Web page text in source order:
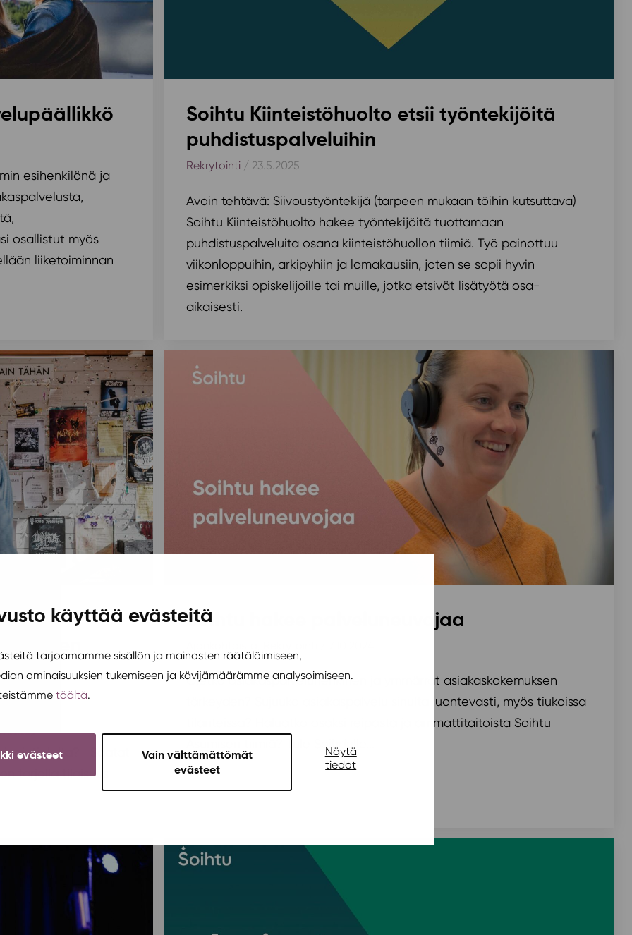
käyttää evästeitä
tarjoamamme sisällön ja mainosten räätälöimiseen,
ominaisuuksien tukemiseen ja kävijämäärämme analysoimiseen.
täältä.
evästeet
Vain välttämättömät
evästeet
Näytä
tiedot
esihenkilönä ja
osallistut myös
liiketoiminnan
Soihtu Kiinteistöhuolto etsii työntekijöitä
puhdistuspalveluihin
Rekrytointi/ 23.5.2025
Avoin tehtävä: Siivoustyöntekijä (tarpeen mukaan töihin kutsuttava)
Soihtu Kiinteistöhuolto hakee työntekijöitä tuottamaan
puhdistuspalveluita osana kiinteistöhuollon tiimiä. Työ painottuu
viikonloppuihin, arkipyhiin ja lomakausiin, joten se sopii hyvin
esimerkiksi opiskelijoille tai muille, jotka etsivät lisätyötä osa-
aikaisesti.
Ilokivi
Saatat
tarjolla tilaisuus
Soihtu hakee palveluneuvojaa
Oletko asiakaspalveluhenkinen ja ymmärrät asiakaskokemuksen
tärkeyden? Sujuuko asiakaspalvelu sinulta luontevasti, myös tiukoissa
tilanteissa? Haluatko osaksi reipasta ja ammattitaitoista Soihtu
Asumisen tiimiä? Tule Soihdulle...